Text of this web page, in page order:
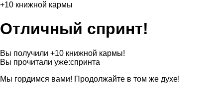
+10 книжной кармы
Отличный спринт!
Вы получили +10 книжной кармы!
Вы прочитали уже:спринта
Мы гордимся вами! Продолжайте в том же духе!